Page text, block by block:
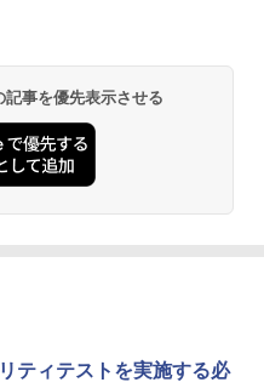
事を優先表示させる
ティテストを実施する必